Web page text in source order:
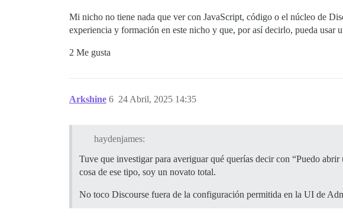
Mi nicho no tiene nada que ver con JavaScript, código o el núcleo de
experiencia y formación en este nicho y que, por así decirlo, pueda usar
2 Me gusta
Arkshine 24 Abril, 2025 14:35
6
haydenjames:
Tuve que investigar para averiguar qué querías decir con “Puedo
cosa de ese tipo, soy un novato total.
No toco Discourse fuera de la configuración permitida en la UI de